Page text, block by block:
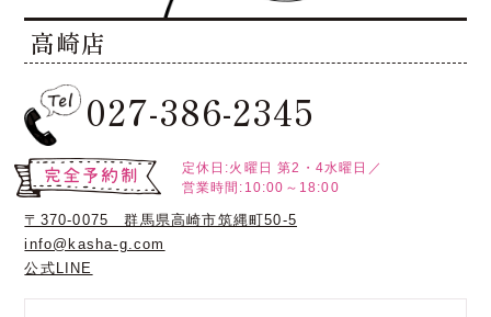
高崎店
027-386-2345
定休日:火曜日 第2・4水曜日／
営業時間:10:00～18:00
〒370-0075 群馬県高崎市筑縄町50-5
info@kasha-g.com
公式LINE